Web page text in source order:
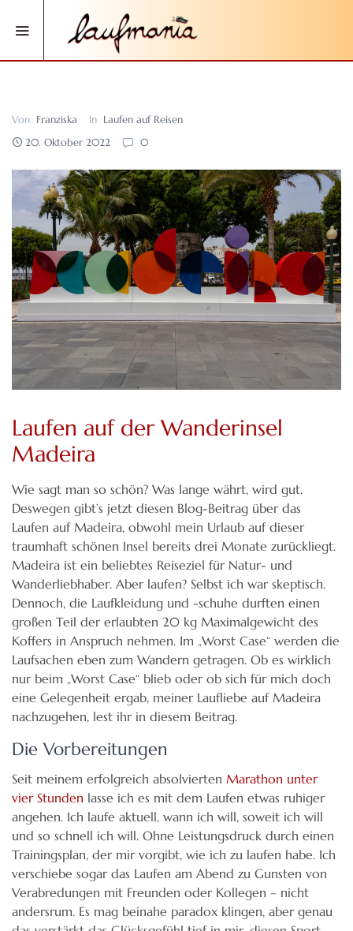
Von Franziska In Laufen auf Reisen
20. Oktober 2022
0
Laufen auf der Wanderinsel
Madeira
Wie sagt man so schön? Was lange währt, wird gut.
Deswegen gibt’s jetzt diesen Blog-Beitrag über das
Laufen auf Madeira, obwohl mein Urlaub auf dieser
traumhaft schönen Insel bereits drei Monate zurückliegt.
Madeira ist ein beliebtes Reiseziel für Natur- und
Wanderliebhaber. Aber laufen? Selbst ich war skeptisch.
Dennoch, die Laufkleidung und -schuhe durften einen
großen Teil der erlaubten 20 kg Maximalgewicht des
Koffers in Anspruch nehmen. Im „Worst Case“ werden die
Laufsachen eben zum Wandern getragen. Ob es wirklich
nur beim „Worst Case“ blieb oder ob sich für mich doch
eine Gelegenheit ergab, meiner Laufliebe auf Madeira
nachzugehen, lest ihr in diesem Beitrag.
Die Vorbereitungen
Seit meinem erfolgreich absolvierten Marathon unter
vier Stunden lasse ich es mit dem Laufen etwas ruhiger
angehen. Ich laufe aktuell, wann ich will, soweit ich will
und so schnell ich will. Ohne Leistungsdruck durch einen
Trainingsplan, der mir vorgibt, wie ich zu laufen habe. Ich
verschiebe sogar das Laufen am Abend zu Gunsten von
Verabredungen mit Freunden oder Kollegen – nicht
andersrum. Es mag beinahe paradox klingen, aber genau